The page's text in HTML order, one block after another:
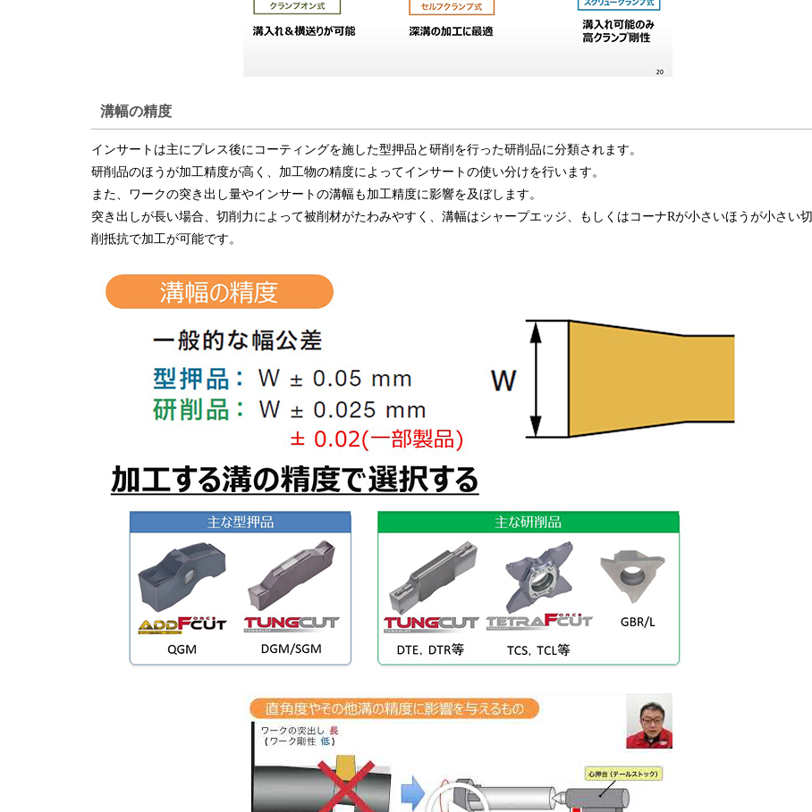
溝幅の精度
インサートは主にプレス後にコーティングを施した型押品と研削を行った研削品に分類されます。
研削品のほうが加工精度が高く、加工物の精度によってインサートの使い分けを行います。
また、ワークの突き出し量やインサートの溝幅も加工精度に影響を及ぼします。
突き出しが長い場合、切削力によって被削材がたわみやすく、溝幅はシャープエッジ、もしくはコーナRが小さいほうが小さい切
削抵抗で加工が可能です。